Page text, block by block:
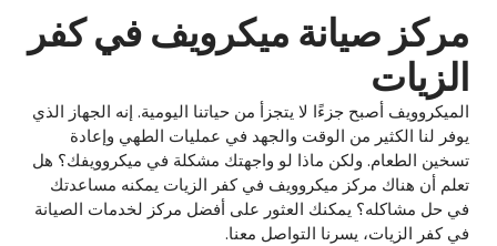
مركز صيانة ميكرويف في كفر
الزيات
الميكروويف أصبح جزءًا لا يتجزأ من حياتنا اليومية. إنه الجهاز الذي
يوفر لنا الكثير من الوقت والجهد في عمليات الطهي وإعادة
تسخين الطعام. ولكن ماذا لو واجهتك مشكلة في ميكروويفك؟ هل
تعلم أن هناك مركز ميكروويف في كفر الزيات يمكنه مساعدتك
في حل مشاكله؟ يمكنك العثور على أفضل مركز لخدمات الصيانة
في كفر الزيات، يسرنا التواصل معنا.